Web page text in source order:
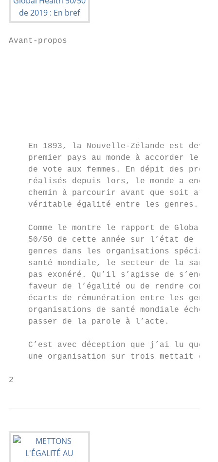
Avant-propos
En 1893, la Nouvelle-Zélande est
premier pays au monde à accorder le
de vote aux femmes. En dépit des
réalisés depuis lors, le monde a
chemin à parcourir avant que soit
véritable égalité entre les genres.
Comme le montre le rapport de Global
50/50 de cette année sur l’état de
genres dans les organisations
santé mondiale, le secteur de la
pas exonéré. Qu’il s’agisse de
faveur de l’égalité ou de rendre
écarts de rémunération entre les
organisations de santé mondiale
    passer de la parole à l’acte.
C’est avec déception que j’ai lu que
une organisation sur trois mettait en
2